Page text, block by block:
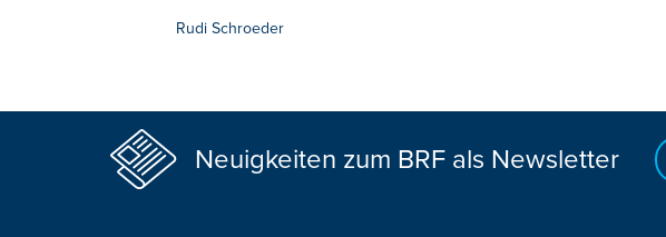
Rudi Schroeder
Neuigkeiten zum BRF als Newsletter